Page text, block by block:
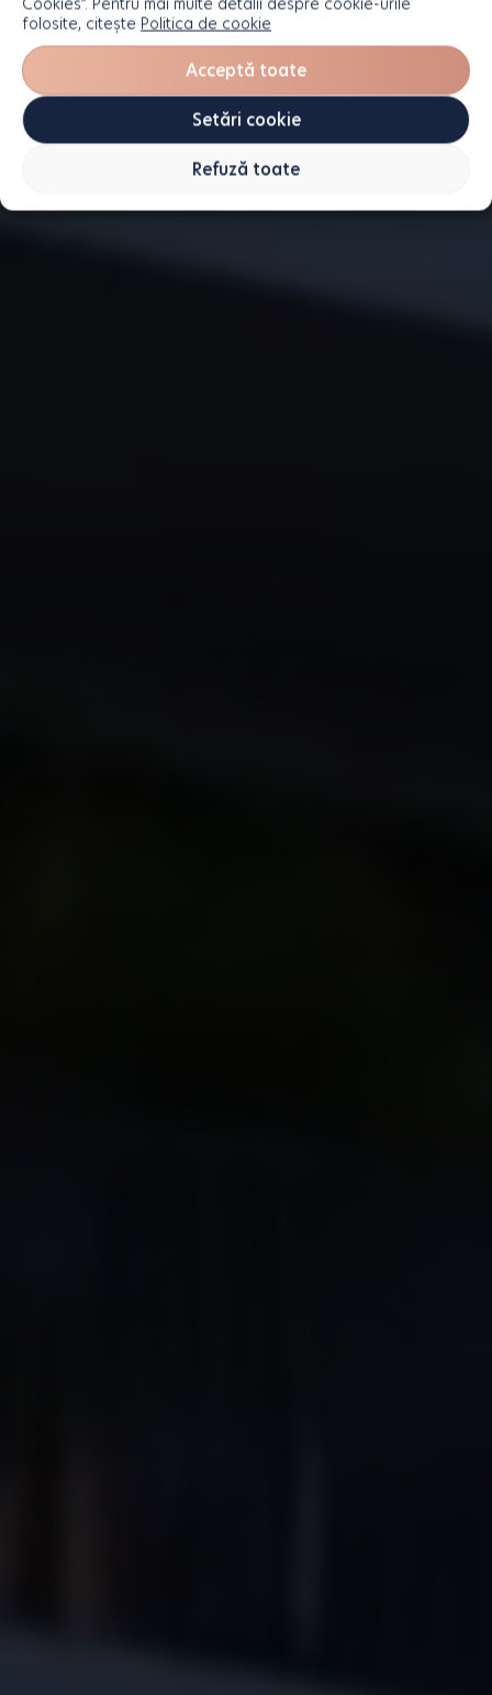
folosite, citește Politica de cookie
Acceptă toate
Refuză toate
Setări cookie